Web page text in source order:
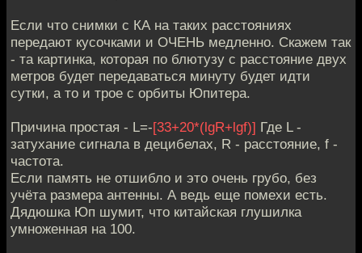
Если что снимки с КА на таких расстояниях
передают кусочками и ОЧЕНЬ медленно. Скажем так
- та картинка, которая по блютузу с расстояние двух
метров будет передаваться минуту будет идти
сутки, а то и трое с орбиты Юпитера.
Причина простая - L=-[33+20*(lgR+lgf)] Где L -
затухание сигнала в децибелах, R - расстояние, f -
частота.
Если память не отшибло и это очень грубо, без
учёта размера антенны. А ведь еще помехи есть.
Дядюшка Юп шумит, что китайская глушилка
умноженная на 100.